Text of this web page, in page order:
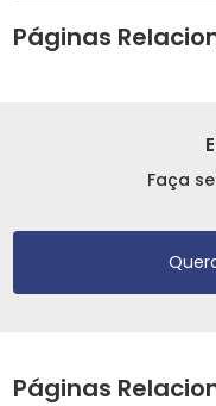
Páginas
Faça
Páginas